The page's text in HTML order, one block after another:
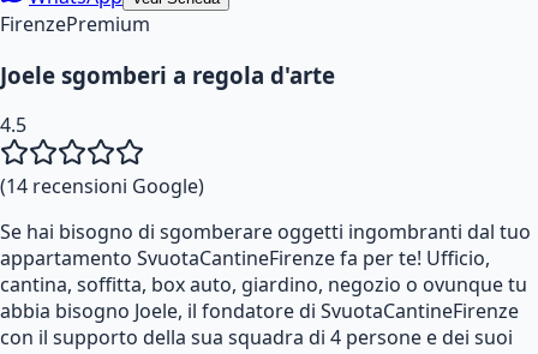
FirenzePremium
Joele sgomberi a regola d'arte
4.5
(14 recensioni Google)
Se hai bisogno di sgomberare oggetti ingombranti dal tuo
appartamento SvuotaCantineFirenze fa per te! Ufficio,
cantina, soffitta, box auto, giardino, negozio o ovunque tu
abbia bisogno Joele, il fondatore di SvuotaCantineFirenze
con il supporto della sua squadra di 4 persone e dei suoi